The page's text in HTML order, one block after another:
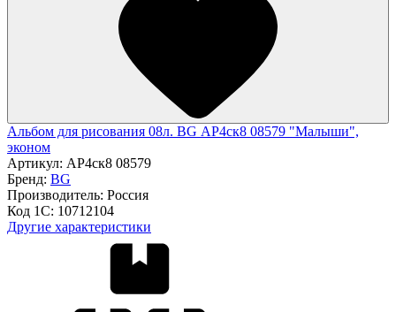
Альбом для рисования 08л. BG АР4ск8 08579 "Малыши",
эконом
Артикул: АР4ск8 08579
Бренд: BG
Производитель: Россия
Код 1С: 10712104
Другие характеристики